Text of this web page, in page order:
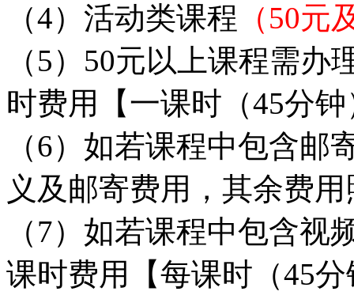
（4）活动类课程 （50元
（5）50元以上课程需
时费用【一课时（45分
（6）如若课程中包含
义及邮寄费用，其余费
（7）如若课程中包含
课时费用【每课时（45